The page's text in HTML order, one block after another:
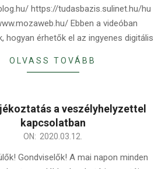
https://tudasbazis.sulinet.hu/hu
Ebben a videóban
hogyan érhetők el az ingyenes digitális
OLVASS TOVÁBB
a veszélyhelyzettel
kapcsolatban
ON: 2020.03.12.
Gondviselők! A mai napon minden